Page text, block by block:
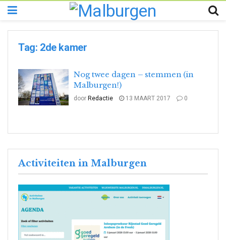
Tag: 2de kamer
Nog twee dagen – stemmen (in
Malburgen!)
door Redactie 13 MAART 2017 0
Activiteiten in Malburgen